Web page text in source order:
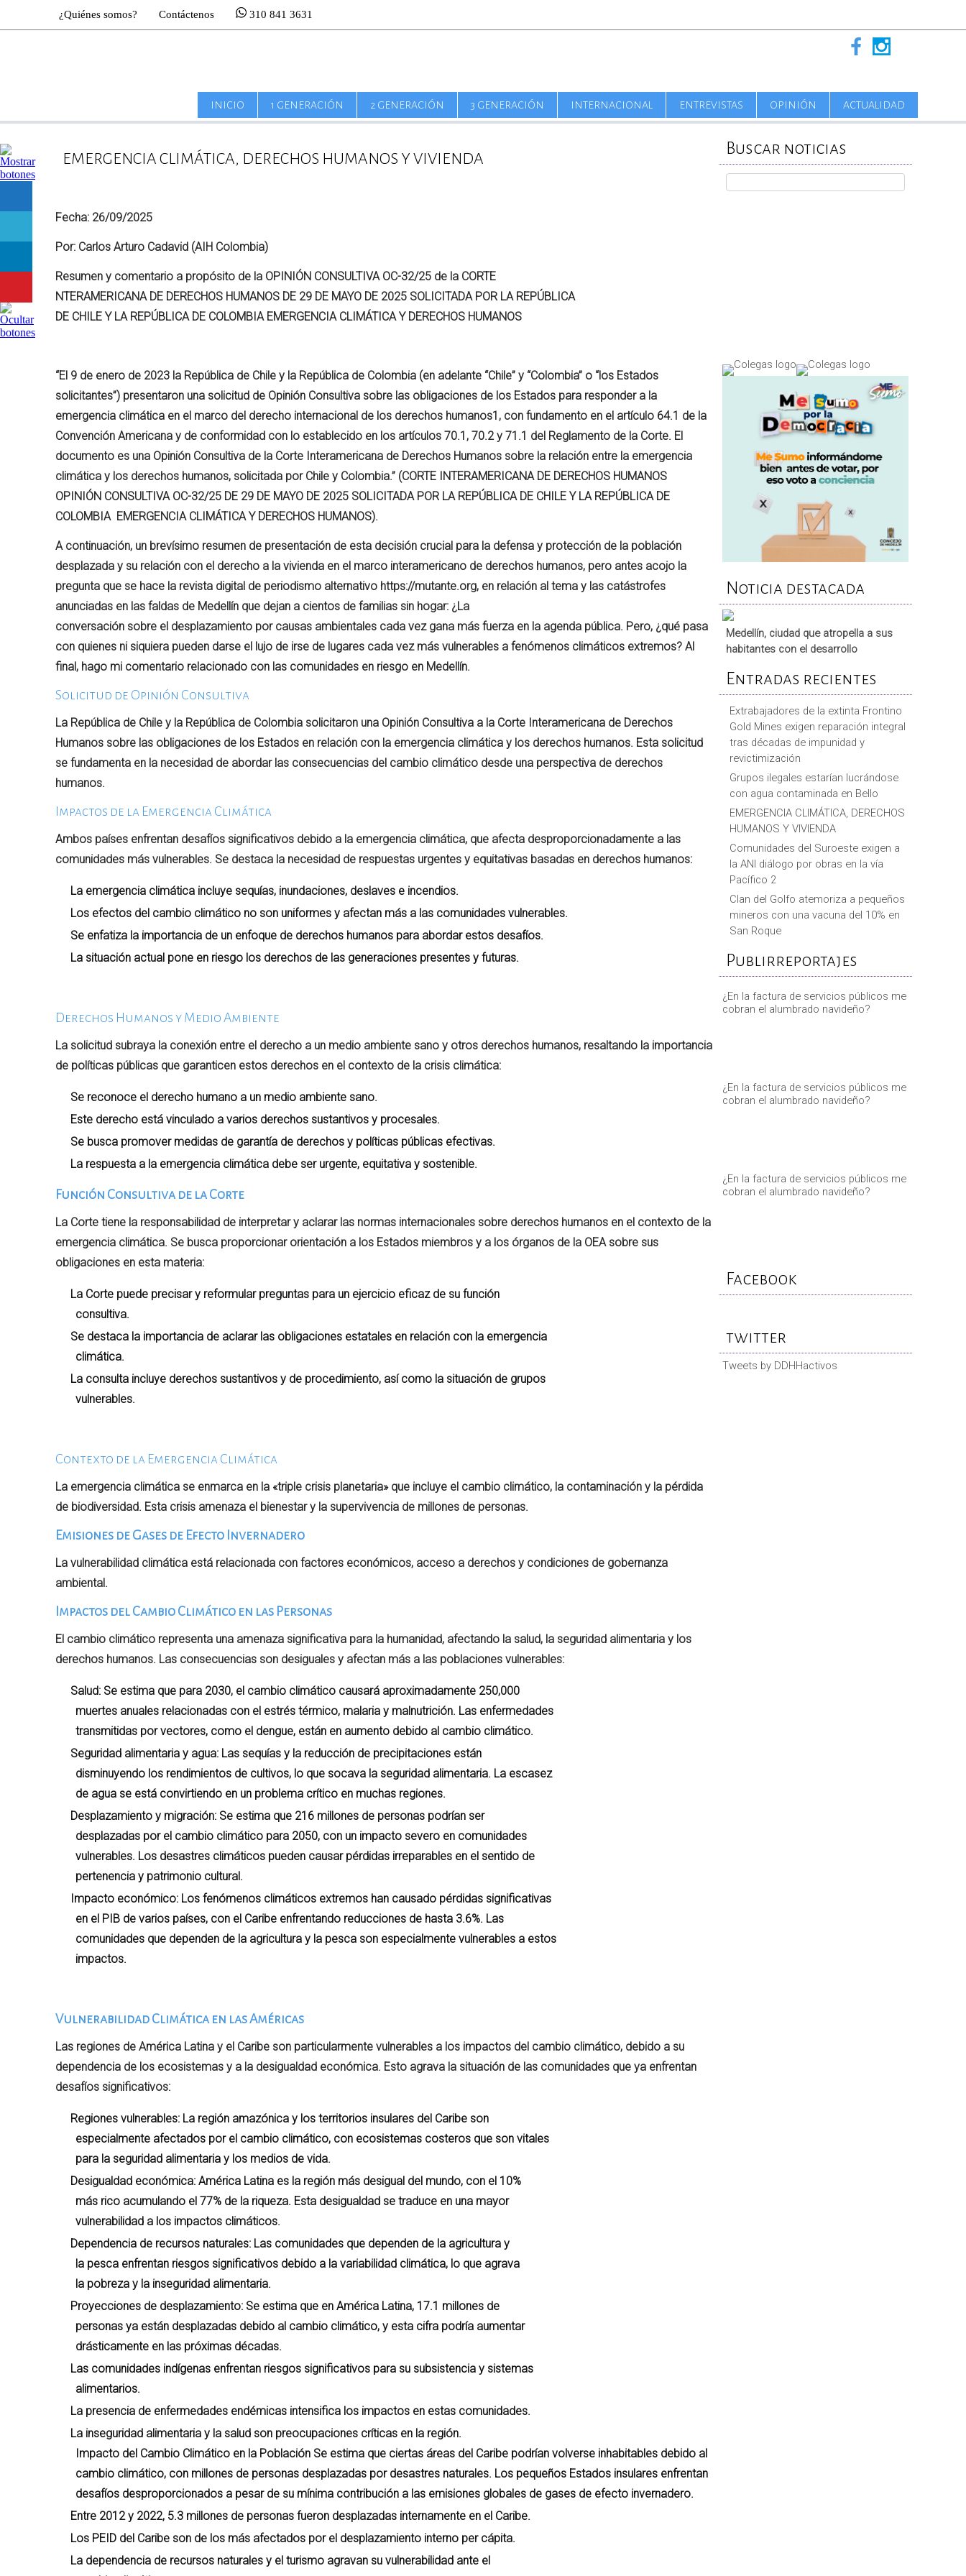
¿Quiénes somos? Contáctenos 310 841 3631
INICIO 1 GENERACIÓN 2 GENERACIÓN 3 GENERACIÓN INTERNACIONAL ENTREVISTAS OPINIÓN ACTUALIDAD
EMERGENCIA CLIMÁTICA, DERECHOS HUMANOS Y VIVIENDA
Fecha: 26/09/2025
Por: Carlos Arturo Cadavid (AIH Colombia)
Resumen y comentario a propósito de la OPINIÓN CONSULTIVA OC-32/25 de la CORTE
NTERAMERICANA DE DERECHOS HUMANOS DE 29 DE MAYO DE 2025 SOLICITADA POR LA REPÚBLICA
DE CHILE Y LA REPÚBLICA DE COLOMBIA EMERGENCIA CLIMÁTICA Y DERECHOS HUMANOS
“El 9 de enero de 2023 la República de Chile y la República de Colombia (en adelante “Chile” y “Colombia” o “los Estados
solicitantes”) presentaron una solicitud de Opinión Consultiva sobre las obligaciones de los Estados para responder a la
emergencia climática en el marco del derecho internacional de los derechos humanos1, con fundamento en el artículo 64.1 de la
Convención Americana y de conformidad con lo establecido en los artículos 70.1, 70.2 y 71.1 del Reglamento de la Corte. El
documento es una Opinión Consultiva de la Corte Interamericana de Derechos Humanos sobre la relación entre la emergencia
climática y los derechos humanos, solicitada por Chile y Colombia.” (CORTE INTERAMERICANA DE DERECHOS HUMANOS
OPINIÓN CONSULTIVA OC-32/25 DE 29 DE MAYO DE 2025 SOLICITADA POR LA REPÚBLICA DE CHILE Y LA REPÚBLICA DE
COLOMBIA EMERGENCIA CLIMÁTICA Y DERECHOS HUMANOS).
A continuación, un brevísimo resumen de presentación de esta decisión crucial para la defensa y protección de la población
desplazada y su relación con el derecho a la vivienda en el marco interamericano de derechos humanos, pero antes acojo la
pregunta que se hace la revista digital de periodismo alternativo https://mutante.org, en relación al tema y las catástrofes
anunciadas en las faldas de Medellín que dejan a cientos de familias sin hogar: ¿La
conversación sobre el desplazamiento por causas ambientales cada vez gana más fuerza en la agenda pública. Pero, ¿qué pasa
con quienes ni siquiera pueden darse el lujo de irse de lugares cada vez más vulnerables a fenómenos climáticos extremos? Al
final, hago mi comentario relacionado con las comunidades en riesgo en Medellín.
Solicitud de Opinión Consultiva
La República de Chile y la República de Colombia solicitaron una Opinión Consultiva a la Corte Interamericana de Derechos
Humanos sobre las obligaciones de los Estados en relación con la emergencia climática y los derechos humanos. Esta solicitud
se fundamenta en la necesidad de abordar las consecuencias del cambio climático desde una perspectiva de derechos
humanos.
Impactos de la Emergencia Climática
Ambos países enfrentan desafíos significativos debido a la emergencia climática, que afecta desproporcionadamente a las
comunidades más vulnerables. Se destaca la necesidad de respuestas urgentes y equitativas basadas en derechos humanos:
La emergencia climática incluye sequías, inundaciones, deslaves e incendios.
Los efectos del cambio climático no son uniformes y afectan más a las comunidades vulnerables.
Se enfatiza la importancia de un enfoque de derechos humanos para abordar estos desafíos.
La situación actual pone en riesgo los derechos de las generaciones presentes y futuras.
Derechos Humanos y Medio Ambiente
La solicitud subraya la conexión entre el derecho a un medio ambiente sano y otros derechos humanos, resaltando la importancia
de políticas públicas que garanticen estos derechos en el contexto de la crisis climática:
Se reconoce el derecho humano a un medio ambiente sano.
Este derecho está vinculado a varios derechos sustantivos y procesales.
Se busca promover medidas de garantía de derechos y políticas públicas efectivas.
La respuesta a la emergencia climática debe ser urgente, equitativa y sostenible.
Función Consultiva de la Corte
La Corte tiene la responsabilidad de interpretar y aclarar las normas internacionales sobre derechos humanos en el contexto de la
emergencia climática. Se busca proporcionar orientación a los Estados miembros y a los órganos de la OEA sobre sus
obligaciones en esta materia:
La Corte puede precisar y reformular preguntas para un ejercicio eficaz de su función
consultiva.
Se destaca la importancia de aclarar las obligaciones estatales en relación con la emergencia
climática.
La consulta incluye derechos sustantivos y de procedimiento, así como la situación de grupos
vulnerables.
Contexto de la Emergencia Climática
La emergencia climática se enmarca en la «triple crisis planetaria» que incluye el cambio climático, la contaminación y la pérdida
de biodiversidad. Esta crisis amenaza el bienestar y la supervivencia de millones de personas.
Emisiones de Gases de Efecto Invernadero
La vulnerabilidad climática está relacionada con factores económicos, acceso a derechos y condiciones de gobernanza
ambiental.
Impactos del Cambio Climático en las Personas
El cambio climático representa una amenaza significativa para la humanidad, afectando la salud, la seguridad alimentaria y los
derechos humanos. Las consecuencias son desiguales y afectan más a las poblaciones vulnerables:
Salud: Se estima que para 2030, el cambio climático causará aproximadamente 250,000
muertes anuales relacionadas con el estrés térmico, malaria y malnutrición. Las enfermedades
transmitidas por vectores, como el dengue, están en aumento debido al cambio climático.
Seguridad alimentaria y agua: Las sequías y la reducción de precipitaciones están
disminuyendo los rendimientos de cultivos, lo que socava la seguridad alimentaria. La escasez
de agua se está convirtiendo en un problema crítico en muchas regiones.
Desplazamiento y migración: Se estima que 216 millones de personas podrían ser
desplazadas por el cambio climático para 2050, con un impacto severo en comunidades
vulnerables. Los desastres climáticos pueden causar pérdidas irreparables en el sentido de
pertenencia y patrimonio cultural.
Impacto económico: Los fenómenos climáticos extremos han causado pérdidas significativas
en el PIB de varios países, con el Caribe enfrentando reducciones de hasta 3.6%. Las
comunidades que dependen de la agricultura y la pesca son especialmente vulnerables a estos
impactos.
Vulnerabilidad Climática en las Américas
Las regiones de América Latina y el Caribe son particularmente vulnerables a los impactos del cambio climático, debido a su
dependencia de los ecosistemas y a la desigualdad económica. Esto agrava la situación de las comunidades que ya enfrentan
desafíos significativos:
Regiones vulnerables: La región amazónica y los territorios insulares del Caribe son
especialmente afectados por el cambio climático, con ecosistemas costeros que son vitales
para la seguridad alimentaria y los medios de vida.
Desigualdad económica: América Latina es la región más desigual del mundo, con el 10%
más rico acumulando el 77% de la riqueza. Esta desigualdad se traduce en una mayor
vulnerabilidad a los impactos climáticos.
Dependencia de recursos naturales: Las comunidades que dependen de la agricultura y
la pesca enfrentan riesgos significativos debido a la variabilidad climática, lo que agrava
la pobreza y la inseguridad alimentaria.
Proyecciones de desplazamiento: Se estima que en América Latina, 17.1 millones de
personas ya están desplazadas debido al cambio climático, y esta cifra podría aumentar
drásticamente en las próximas décadas.
Las comunidades indígenas enfrentan riesgos significativos para su subsistencia y sistemas
alimentarios.
La presencia de enfermedades endémicas intensifica los impactos en estas comunidades.
La inseguridad alimentaria y la salud son preocupaciones críticas en la región.
Impacto del Cambio Climático en la Población Se estima que ciertas áreas del Caribe podrían volverse inhabitables debido al
cambio climático, con millones de personas desplazadas por desastres naturales. Los pequeños Estados insulares enfrentan
desafíos desproporcionados a pesar de su mínima contribución a las emisiones globales de gases de efecto invernadero.
Entre 2012 y 2022, 5.3 millones de personas fueron desplazadas internamente en el Caribe.
Los PEID del Caribe son de los más afectados por el desplazamiento interno per cápita.
La dependencia de recursos naturales y el turismo agravan su vulnerabilidad ante el
Buscar noticias
Noticia destacada
Medellín, ciudad que atropella a sus
habitantes con el desarrollo
Entradas recientes
Extrabajadores de la extinta Frontino
Gold Mines exigen reparación integral
tras décadas de impunidad y
revictimización
Grupos ilegales estarían lucrándose
con agua contaminada en Bello
EMERGENCIA CLIMÁTICA, DERECHOS
HUMANOS Y VIVIENDA
Comunidades del Suroeste exigen a
la ANI diálogo por obras en la vía
Pacífico 2
Clan del Golfo atemoriza a pequeños
mineros con una vacuna del 10% en
San Roque
Publirreportajes
¿En la factura de servicios públicos me
cobran el alumbrado navideño?
¿En la factura de servicios públicos me
cobran el alumbrado navideño?
¿En la factura de servicios públicos me
cobran el alumbrado navideño?
Facebook
twitter
Tweets by DDHHactivos